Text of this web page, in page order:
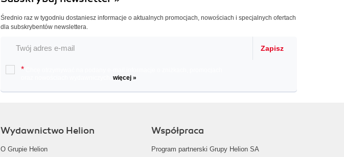
Średnio raz w tygodniu dostaniesz informacje o aktualnych promocjach, nowościach i specjalnych ofertach
dla subskrybentów newslettera.
Zapisz
*
więcej »
Wydawnictwo Helion
O Grupie Helion
Współpraca
Program partnerski Grupy Helion SA